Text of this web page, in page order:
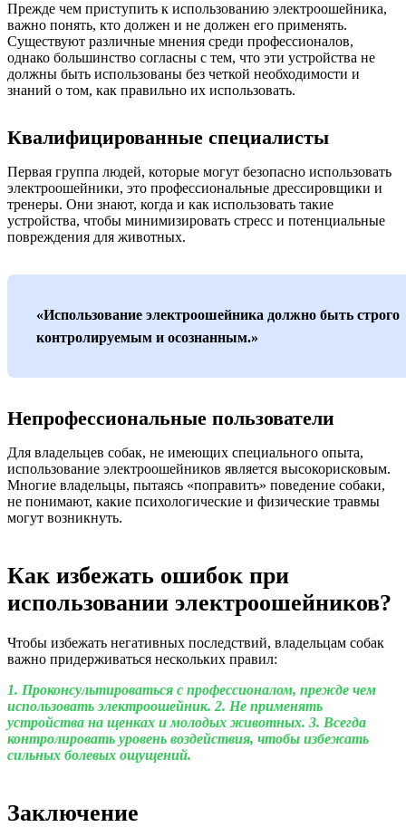
Прежде чем приступить к использованию электроошейника,
важно понять, кто должен и не должен его применять.
Существуют различные мнения среди профессионалов,
однако большинство согласны с тем, что эти устройства не
должны быть использованы без четкой необходимости и
знаний о том, как правильно их использовать.
Квалифицированные специалисты
Первая группа людей, которые могут безопасно использовать
электроошейники, это профессиональные дрессировщики и
тренеры. Они знают, когда и как использовать такие
устройства, чтобы минимизировать стресс и потенциальные
повреждения для животных.
«Использование электроошейника должно быть строго
контролируемым и осознанным.»
Непрофессиональные пользователи
Для владельцев собак, не имеющих специального опыта,
использование электроошейников является высокорисковым.
Многие владельцы, пытаясь «поправить» поведение собаки,
не понимают, какие психологические и физические травмы
могут возникнуть.
Как избежать ошибок при
использовании электроошейников?
Чтобы избежать негативных последствий, владельцам собак
важно придерживаться нескольких правил:
1. Проконсультироваться с профессионалом, прежде чем
использовать электроошейник. 2. Не применять
устройства на щенках и молодых животных. 3. Всегда
контролировать уровень воздействия, чтобы избежать
сильных болевых ощущений.
Заключение